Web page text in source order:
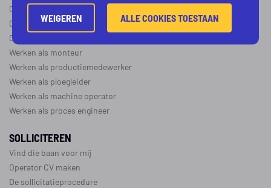
Operator opleidingen–vapro
Over de maakindustrie
Over de procesindustrie
Werken als monteur
Werken als productiemedewerker
Werken als ploegleider
Werken als machine operator
Werken als proces engineer
SOLLICITEREN
Vind die baan voor mij
Operator CV maken
De sollicitatieprocedure
WEIGEREN ALLE COOKIES TOESTAAN